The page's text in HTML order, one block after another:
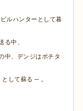
ルハンターとして暮
る中、
中、デンジはポチタ
して蘇る ─ 。